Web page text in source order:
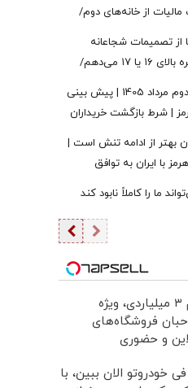
مالیات از خانه‌‌های دوم/
از تصمیمات شجاعانه
پزشکیان بود/ به دولت پزشکیان نمره بالای ۱۶ یا ۱۷ می‌دهم/
رئیس‌جمهور
بازدهی منفی طلا و سکه در هفته دوم مرداد 1405 | پیش بینی
| شرط بازگشت خریداران
بهتر از ادامه تنش است |
با ایران به توافق
ما را کاملاً نابود کند
وام ۳ میلیاردی، ویژه
فروشگاه‌های
و حضوری
خودروتو الان ببین، با